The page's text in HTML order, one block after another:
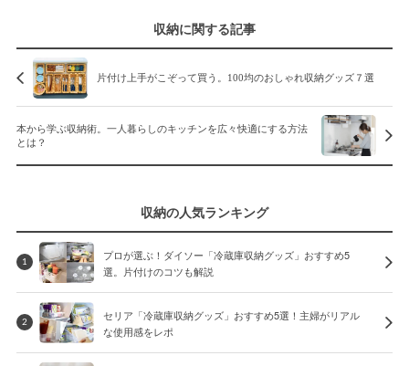
収納に関する記事
片付け上手がこぞって買う。100均のおしゃれ収納グッズ７選
本から学ぶ収納術。一人暮らしのキッチンを広々快適にする方法
とは？
収納の人気ランキング
1
プロが選ぶ！ダイソー「冷蔵庫収納グッズ」おすすめ5
選。片付けのコツも解説
2
セリア「冷蔵庫収納グッズ」おすすめ5選！主婦がリアル
な使用感をレポ